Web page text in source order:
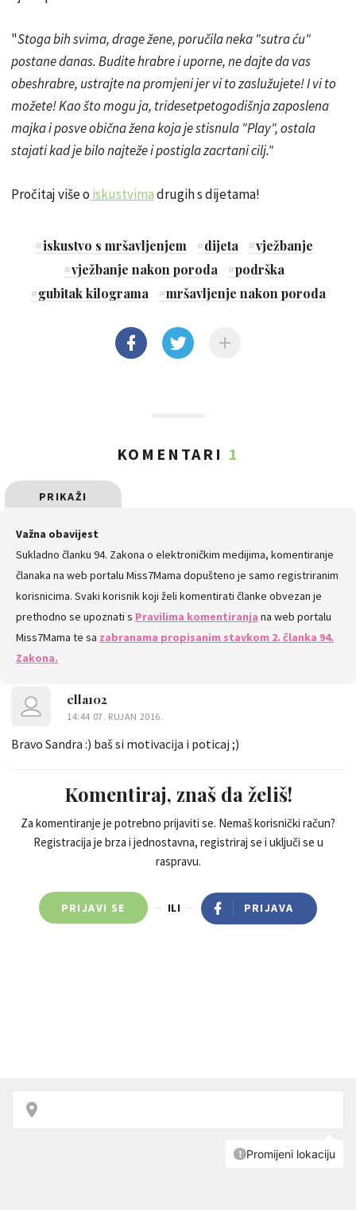
"Stoga bih svima, drage žene, poručila neka "sutra ću"
postane danas. Budite hrabre i uporne, ne dajte da vas
obeshrabre, ustrajte na promjeni jer vi to zaslužujete! I vi to
možete! Kao što mogu ja, tridesetpetogodišnja zaposlena
majka i posve obična žena koja je stisnula "Play", ostala
stajati kad je bilo najteže i postigla zacrtani cilj."
Pročitaj više o iskustvimadrugih s dijetama!
#iskustvo s mršavljenjem #dijeta #vježbanje
#vježbanje nakon poroda #podrška
#gubitak kilograma #mršavljenje nakon poroda
KOMENTARI 1
PRIKAŽI
SVE
KOMENTARE
Važna obavijest
Sukladno članku 94. Zakona o elektroničkim medijima, komentiranje
članaka na web portalu Miss7Mama dopušteno je samo registriranim
korisnicima. Svaki korisnik koji želi komentirati članke obvezan je
prethodno se upoznati s Pravilima komentiranja na web portalu
Miss7Mama te sa zabranama propisanim stavkom 2. članka 94.
Zakona.
ella102
14:44 07. RUJAN 2016.
Bravo Sandra :) baš si motivacija i poticaj ;)
Komentiraj, znaš da želiš!
Za komentiranje je potrebno prijaviti se. Nemaš korisnički račun?
Registracija je brza i jednostavna, registriraj se i uključi se u
raspravu.
PRIJAVI SE ILI PRIJAVA